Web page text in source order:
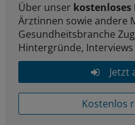
Über unser kostenloses
Ärztinnen sowie andere
Gesundheitsbranche
Hintergründe,
Jetzt
Kostenlos